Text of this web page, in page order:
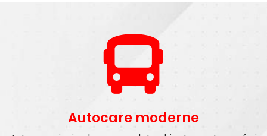
Autocare moderne